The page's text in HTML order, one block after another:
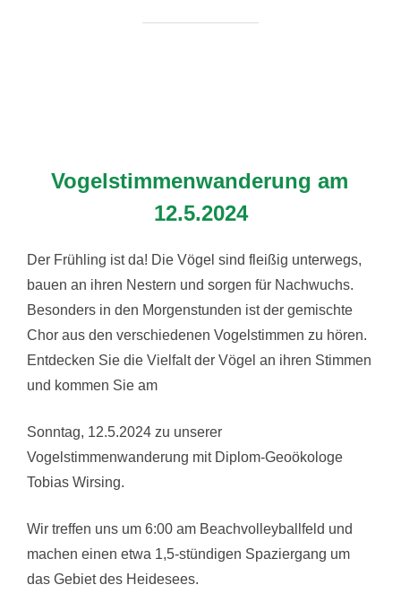
Vogelstimmenwanderung am
12.5.2024
Der Frühling ist da! Die Vögel sind fleißig unterwegs,
bauen an ihren Nestern und sorgen für Nachwuchs.
Besonders in den Morgenstunden ist der gemischte
Chor aus den verschiedenen Vogelstimmen zu hören.
Entdecken Sie die Vielfalt der Vögel an ihren Stimmen
und kommen Sie am
Sonntag, 12.5.2024 zu unserer
Vogelstimmenwanderung mit Diplom-Geoökologe
Tobias Wirsing.
Wir treffen uns um 6:00 am Beachvolleyballfeld und
machen einen etwa 1,5-stündigen Spaziergang um
das Gebiet des Heidesees.